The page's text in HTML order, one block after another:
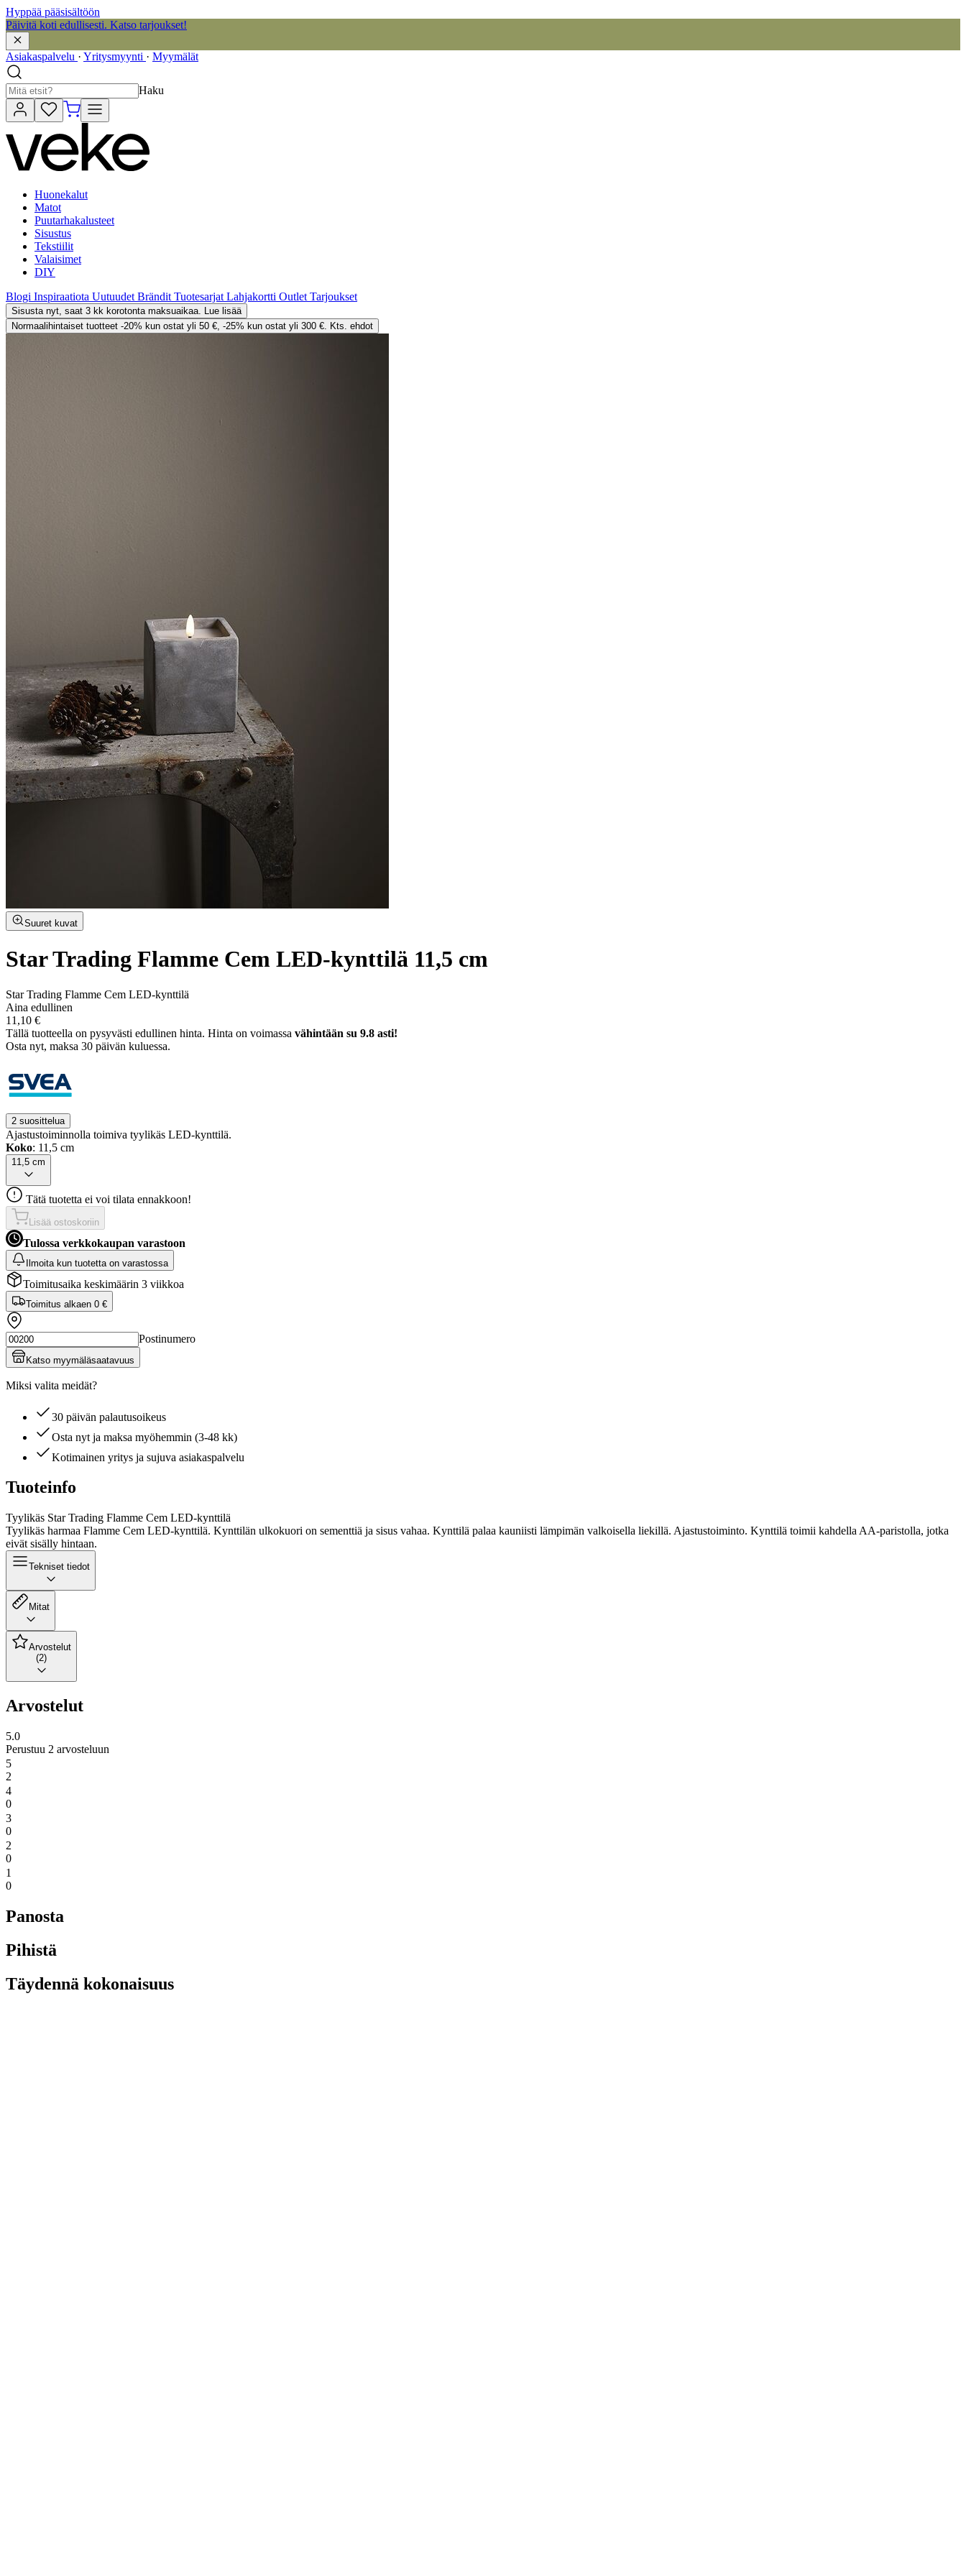
Hyppää pääsisältöön
Päivitä koti edullisesti. Katso tarjoukset!
Asiakaspalvelu · Yritysmyynti · Myymälät
Haku
Huonekalut
Matot
Puutarhakalusteet
Sisustus
Tekstiilit
Valaisimet
DIY
Blogi Inspiraatiota Uutuudet Brändit Tuotesarjat Lahjakortti Outlet Tarjoukset
Sisusta nyt, saat 3 kk korotonta maksuaikaa. Lue lisää
Normaalihintaiset tuotteet -20% kun ostat yli 50 €, -25% kun ostat yli 300 €. Kts. ehdot
Suuret kuvat
Star Trading Flamme Cem LED-kynttilä 11,5 cm
Star Trading Flamme Cem LED-kynttilä
Aina edullinen
11,10 €
Tällä tuotteella on pysyvästi edullinen hinta. Hinta on voimassa vähintään su 9.8 asti!
Osta nyt, ­maksa 30 päivän kuluessa.
2 suosittelua
Ajastustoiminnolla toimiva tyylikäs LED-kynttilä.
Koko: 11,5 cm
11,5 cm
Tätä tuotetta ei voi tilata ennakkoon!
Lisää ostoskoriin
Tulossa verkkokaupan varastoon
Ilmoita kun tuotetta on varastossa
Toimitusaika keskimäärin 3 viikkoa
Toimitus alkaen 0 €
Postinumero
Katso myymäläsaatavuus
Miksi valita meidät?
30 päivän palautusoikeus
Osta nyt ja maksa myöhemmin (3-48 kk)
Kotimainen yritys ja sujuva asiakaspalvelu
Tuoteinfo
Tyylikäs Star Trading Flamme Cem LED-kynttilä
Tyylikäs harmaa Flamme Cem LED-kynttilä. Kynttilän ulkokuori on sementtiä ja sisus vahaa. Kynttilä palaa kauniisti lämpimän valkoisella liekillä. Ajastustoiminto. Kynttilä toimii kahdella AA-paristolla, jotka
eivät sisälly hintaan.
Tekniset tiedot
Mitat
Arvostelut
(2)
Arvostelut
5.0
Perustuu 2 arvosteluun
5
2
4
0
3
0
2
0
1
0
Panosta
Pihistä
Täydennä kokonaisuus